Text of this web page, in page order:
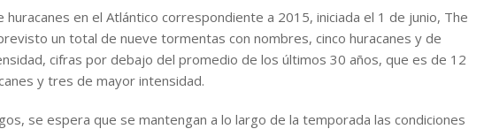
huracanes en el Atlántico correspondiente a 2015, iniciada el 1 de junio, The
un total de nueve tormentas con nombres, cinco huracanes y de
cifras por debajo del promedio de los últimos 30 años, que es de 12
y tres de mayor intensidad.
se espera que se mantengan a lo largo de la temporada las condiciones